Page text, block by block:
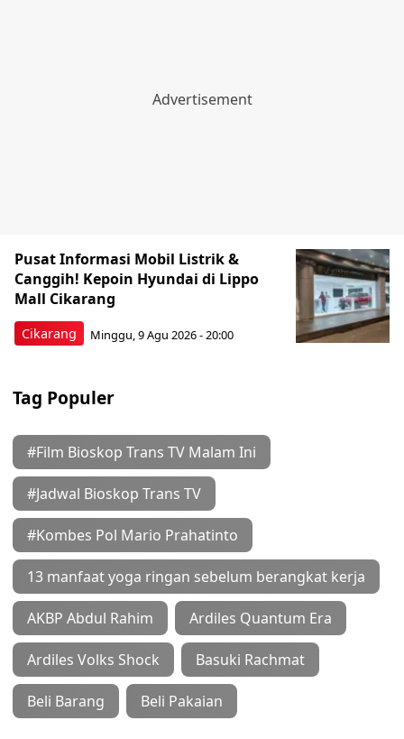
Cikarang
Pusat Informasi Mobil Listrik &
Canggih! Kepoin Hyundai di Lippo
Mall Cikarang
Minggu, 9 Agu 2026 - 20:00
Tag Populer
#Film Bioskop Trans TV Malam Ini
#Jadwal Bioskop Trans TV
#Kombes Pol Mario Prahatinto
13 manfaat yoga ringan sebelum berangkat kerja
AKBP Abdul Rahim Ardiles Quantum Era
Ardiles Volks Shock Basuki Rachmat
Beli Barang Beli Pakaian